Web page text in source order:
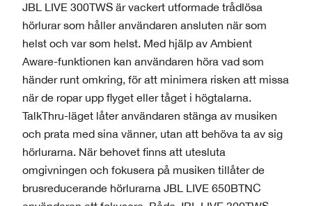
JBL LIVE 300TWS är vackert utformade trådlösa
hörlurar som håller användaren ansluten när som
helst och var som helst. Med hjälp av Ambient
Aware-funktionen kan användaren höra vad som
händer runt omkring, för att minimera risken att missa
när de ropar upp flyget eller tåget i högtalarna.
TalkThru-läget låter användaren stänga av musiken
och prata med sina vänner, utan att behöva ta av sig
hörlurarna. När behovet finns att utesluta
omgivningen och fokusera på musiken tillåter de
brusreducerande hörlurarna JBL LIVE 650BTNC